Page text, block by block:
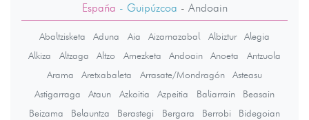
España - Guipúzcoa - Andoain
Abaltzisketa Aduna Aia Aizarnazabal Albiztur
Alegia
Alkiza
Altzaga Altzo Amezketa Andoain Anoeta
Antzuola
Arama
Aretxabaleta Arrasate/Mondragón
Asteasu
Astigarraga
Ataun Azkoitia Azpeitia Baliarrain
Beasain
Beizama
Belauntza Berastegi Bergara Berrobi
Bidegoian